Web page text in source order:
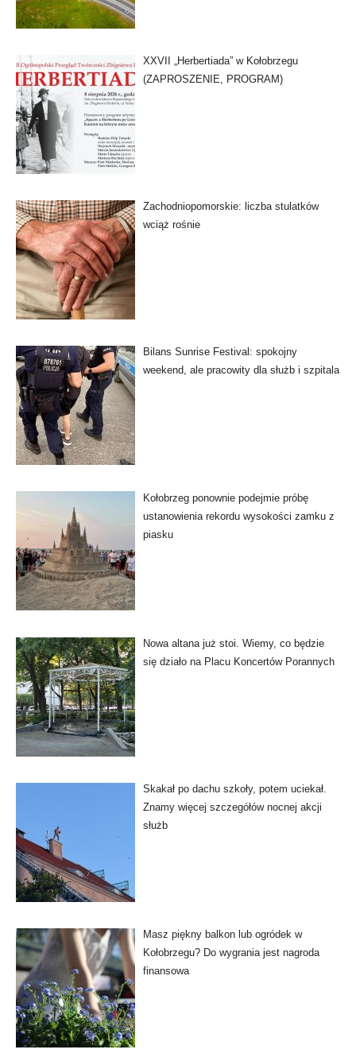
XXVII „Herbertiada” w Kołobrzegu
(ZAPROSZENIE, PROGRAM)
Zachodniopomorskie: liczba stulatków
wciąż rośnie
Bilans Sunrise Festival: spokojny
weekend, ale pracowity dla służb i szpitala
Kołobrzeg ponownie podejmie próbę
ustanowienia rekordu wysokości zamku z
piasku
Nowa altana już stoi. Wiemy, co będzie
się działo na Placu Koncertów Porannych
Skakał po dachu szkoły, potem uciekał.
Znamy więcej szczegółów nocnej akcji
służb
Masz piękny balkon lub ogródek w
Kołobrzegu? Do wygrania jest nagroda
finansowa